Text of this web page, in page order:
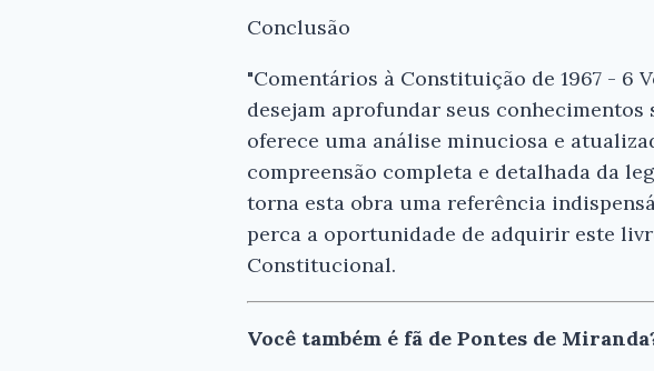
Conclusão
"Comentários à Constituição de 1967 - 6
desejam aprofundar seus
oferece uma análise minuciosa e
compreensão completa e detalhada da
torna esta obra uma referência
perca a oportunidade de adquirir este
Constitucional.
Você também é fã de Pontes de